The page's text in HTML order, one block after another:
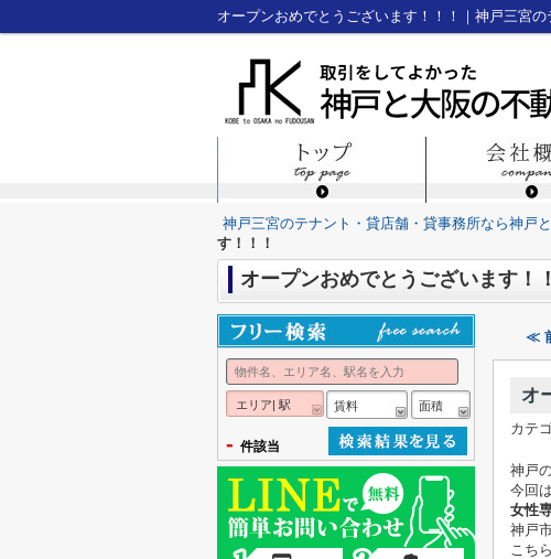
オープンおめでとうございます！！！｜神戸三宮
神戸三宮のテナント・貸店舗・貸事務所なら神戸
す！！！
オープンおめでとうございます！
≪
オ
カテ
神戸
今回
女性
神戸
こち
エリア| 駅 賃料 面積
- 件該当